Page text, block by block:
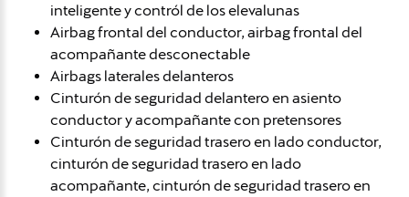
inteligente y contról de los elevalunas
Airbag frontal del conductor, airbag frontal del
acompañante desconectable
Airbags laterales delanteros
Cinturón de seguridad delantero en asiento
conductor y acompañante con pretensores
Cinturón de seguridad trasero en lado conductor,
cinturón de seguridad trasero en lado
acompañante, cinturón de seguridad trasero en